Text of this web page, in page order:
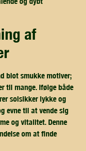
blot smukke motiver;
til mange. Ifølge både
solsikker lykke og
evne til at vende sig
og vitalitet. Denne
om at finde